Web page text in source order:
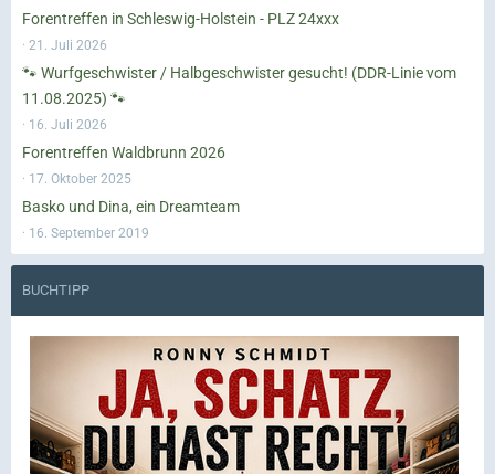
Forentreffen in Schleswig-Holstein - PLZ 24xxx
21. Juli 2026
🐾 Wurfgeschwister / Halbgeschwister gesucht! (DDR-Linie vom
11.08.2025) 🐾
16. Juli 2026
Forentreffen Waldbrunn 2026
17. Oktober 2025
Basko und Dina, ein Dreamteam
16. September 2019
BUCHTIPP